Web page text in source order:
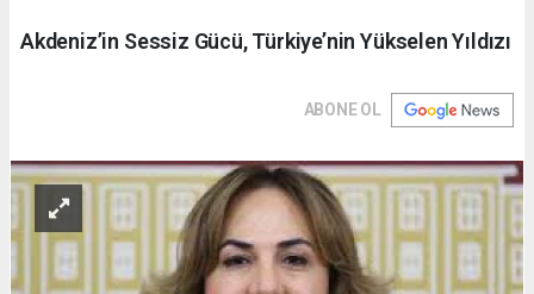
Akdeniz’in Sessiz Gücü, Türkiye’nin Yükselen Yıldızı
ABONE OL